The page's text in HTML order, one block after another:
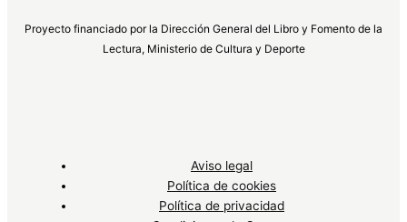
Proyecto financiado por la Dirección General del Libro y Fomento de la
Lectura, Ministerio de Cultura y Deporte
Aviso legal
Política de cookies
Política de privacidad